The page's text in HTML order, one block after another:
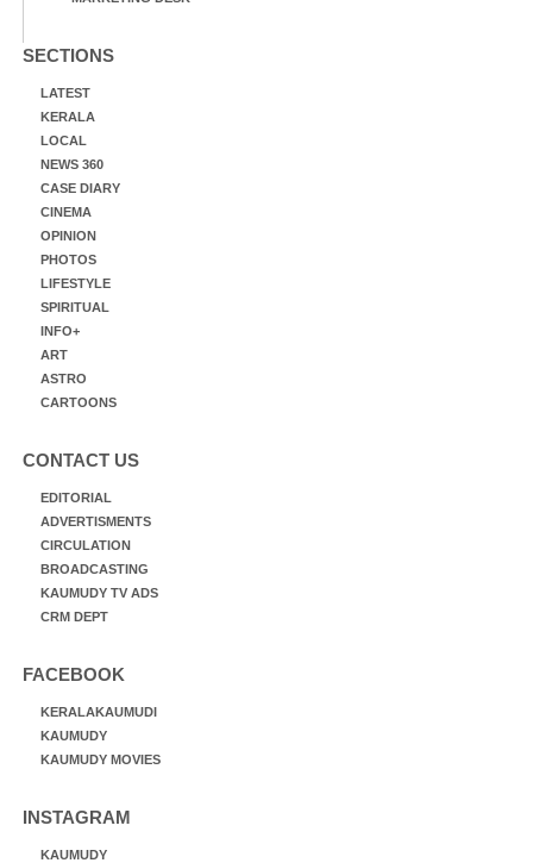
SECTIONS
LATEST
KERALA
LOCAL
NEWS 360
CASE DIARY
CINEMA
OPINION
PHOTOS
LIFESTYLE
SPIRITUAL
INFO+
ART
ASTRO
CARTOONS
CONTACT US
EDITORIAL
ADVERTISMENTS
CIRCULATION
BROADCASTING
KAUMUDY TV ADS
CRM DEPT
FACEBOOK
KERALAKAUMUDI
KAUMUDY
KAUMUDY MOVIES
INSTAGRAM
KAUMUDY